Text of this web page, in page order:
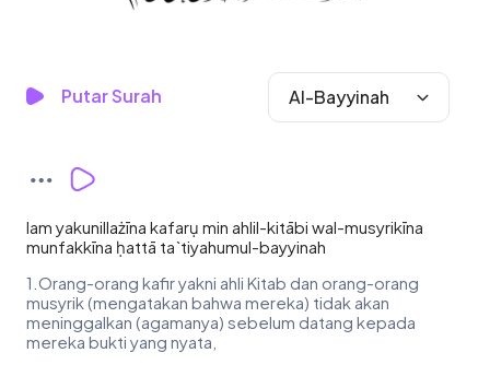
Putar Surah Al-Bayyinah
lam yakunillażīna kafarụ min ahlil-kitābi wal-musyrikīna
munfakkīna ḥattā ta`tiyahumul-bayyinah
1.Orang-orang kafir yakni ahli Kitab dan orang-orang
musyrik (mengatakan bahwa mereka) tidak akan
meninggalkan (agamanya) sebelum datang kepada
mereka bukti yang nyata,